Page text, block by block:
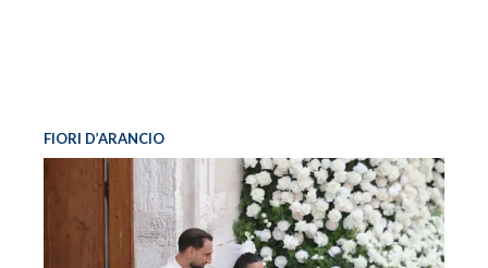
FIORI D’ARANCIO